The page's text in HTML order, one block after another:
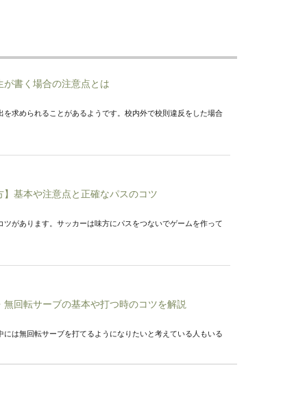
が書く場合の注意点とは
を求められることがあるようです。校内外で校則違反をした場合
基本や注意点と正確なパスのコツ
ツがあります。サッカーは味方にパスをつないでゲームを作って
回転サーブの基本や打つ時のコツを解説
には無回転サーブを打てるようになりたいと考えている人もいる